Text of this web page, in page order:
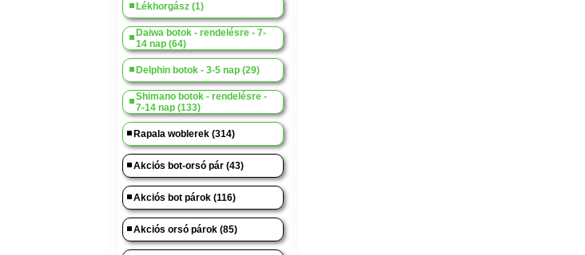
Lékhorgász (1)
Daiwa botok - rendelésre - 7-
14 nap (64)
Delphin botok - 3-5 nap (29)
Shimano botok - rendelésre -
7-14 nap (133)
Rapala woblerek (314)
Akciós bot-orsó pár (43)
Akciós bot párok (116)
Akciós orsó párok (85)